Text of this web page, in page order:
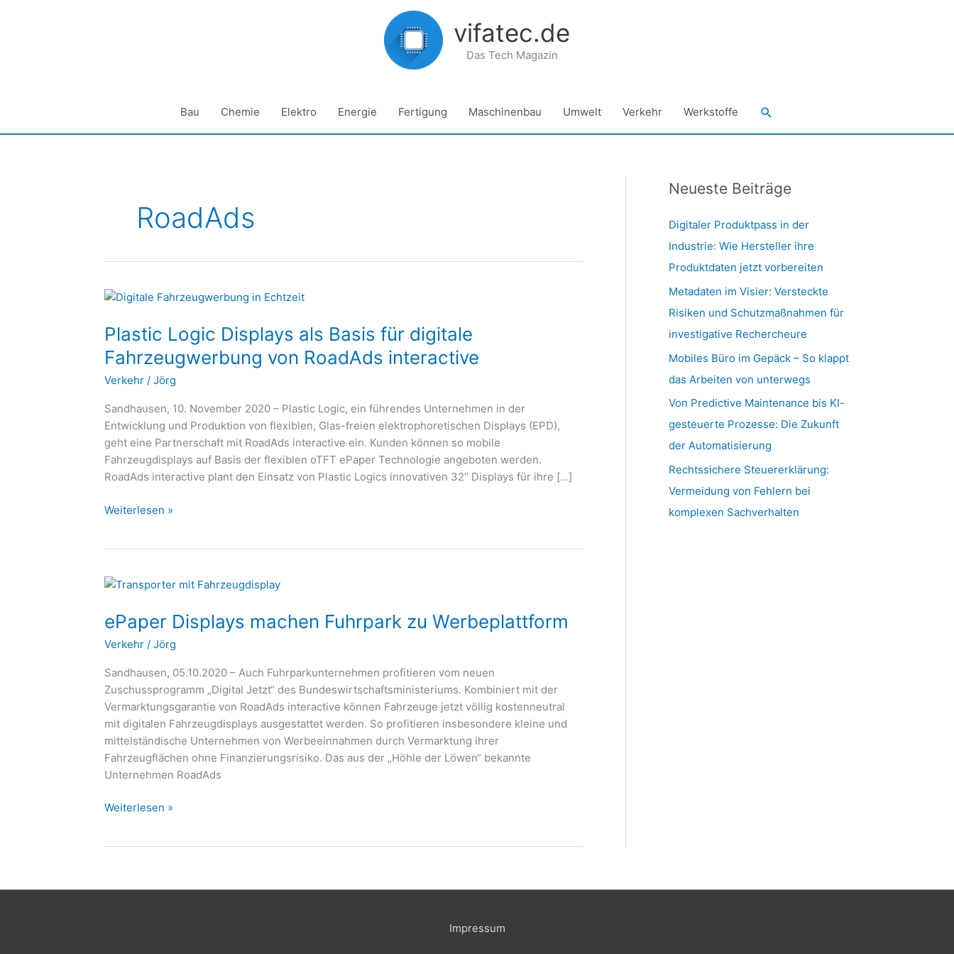
vifatec.de
Das Tech Magazin
Bau Chemie Elektro Energie Fertigung Maschinenbau Umwelt Verkehr Werkstoffe Suchen
RoadAds
Plastic Logic Displays als Basis für digitale
Fahrzeugwerbung von RoadAds interactive
Verkehr / Jörg
Sandhausen, 10. November 2020 – Plastic Logic, ein führendes Unternehmen in der
Entwicklung und Produktion von flexiblen, Glas-freien elektrophoretischen Displays (EPD),
geht eine Partnerschaft mit RoadAds interactive ein. Kunden können so mobile
Fahrzeugdisplays auf Basis der flexiblen oTFT ePaper Technologie angeboten werden.
RoadAds interactive plant den Einsatz von Plastic Logics innovativen 32‘‘ Displays für ihre […]
Plastic
Displays
Basis
für
Fahrzeugwerbung
von
RoadAds
interactive
Weiterlesen »
ePaper Displays machen Fuhrpark zu Werbeplattform
Verkehr / Jörg
Sandhausen, 05.10.2020 – Auch Fuhrparkunternehmen profitieren vom neuen
Zuschussprogramm „Digital Jetzt“ des Bundeswirtschaftsministeriums. Kombiniert mit der
Vermarktungsgarantie von RoadAds interactive können Fahrzeuge jetzt völlig kostenneutral
mit digitalen Fahrzeugdisplays ausgestattet werden. So profitieren insbesondere kleine und
mittelständische Unternehmen von Werbeeinnahmen durch Vermarktung ihrer
Fahrzeugflächen ohne Finanzierungsrisiko. Das aus der „Höhle der Löwen“ bekannte
Unternehmen RoadAds
ePaper
machen
Fuhrpark
zu
Werbeplattform
Weiterlesen »
Neueste Beiträge
Digitaler Produktpass in der
Industrie: Wie Hersteller ihre
Produktdaten jetzt vorbereiten
Metadaten im Visier: Versteckte
Risiken und Schutzmaßnahmen für
investigative Rechercheure
Mobiles Büro im Gepäck – So klappt
das Arbeiten von unterwegs
Von Predictive Maintenance bis KI-
gesteuerte Prozesse: Die Zukunft
der Automatisierung
Rechtssichere Steuererklärung:
Vermeidung von Fehlern bei
komplexen Sachverhalten
Impressum